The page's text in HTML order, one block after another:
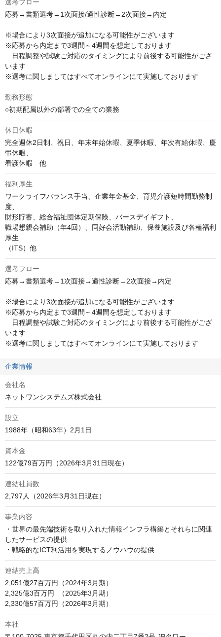
選考フロー
応募→書類選考→1次面接/適性診断→2次面接→内定
※場合により3次面接が追加になる可能性がございます
※応募から内定まで3週間～4週間を想定しております
日程調整や試験ご対応のタイミングにより前後する可能性がござ
います
※選考に関しましてはすべてオンラインにて実施しております
勤務形態
○初期配属以外の部署での全ての業務
休日休暇
完全週休2日制、祝日、年末年始休暇、夏季休暇、年次有給休暇、慶
弔休暇、
看護休暇　他
福利厚生
ワークライフバランス手当、企業年金基金、育児介護短時間勤務制
度、
財形貯蓄、総合福祉団体定期保険、バースデイギフト、
職場懇親会補助（年4回）、同好会活動補助、保養施設及び各種福利
厚生
（ITS）他
選考フロー
応募→書類選考→1次面接→適性診断→2次面接→内定
※場合により3次面接が追加になる可能性がございます
※応募から内定まで3週間～4週間を想定しております
日程調整や試験ご対応のタイミングにより前後する可能性がござ
います
※選考に関しましてはすべてオンラインにて実施しております
企業情報
会社名
ネットワンシステムズ株式会社
設立
1988年（昭和63年）2月1日
資本金
122億79百万円（2026年3月31日現在）
連結社員数
2,797人（2026年3月31日現在）
事業内容
・世界の最先端技術を取り入れた情報インフラ構築とそれらに関連
したサービスの提供
・戦略的なICT利活用を実現するノウハウの提供
連結売上高
2,051億27百万円（2024年3月期）
2,325億3百万円  （2025年3月期）
2,330億57百万円（2026年3月期）
本社